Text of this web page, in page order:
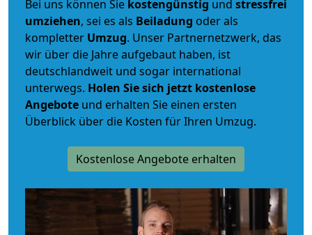
Bei uns können Sie kostengünstig und stressfrei
umziehen, sei es als Beiladung oder als
kompletter Umzug. Unser Partnernetzwerk, das
wir über die Jahre aufgebaut haben, ist
deutschlandweit und sogar international
unterwegs. Holen Sie sich jetzt kostenlose
Angebote und erhalten Sie einen ersten
Überblick über die Kosten für Ihren Umzug.
Kostenlose Angebote erhalten